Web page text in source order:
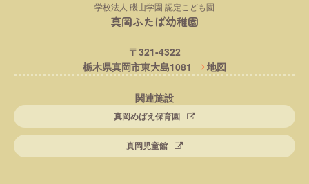
学校法人 磯山学園 認定こども園
真岡ふたば幼稚園
〒321-4322
栃木県真岡市東大島1081
地図
関連施設
真岡めばえ保育園
真岡児童館